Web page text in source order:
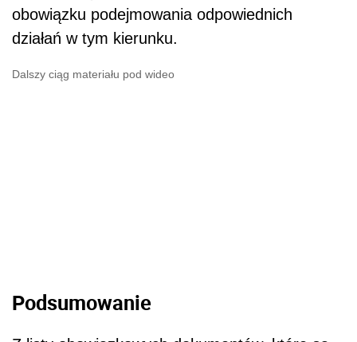
obowiązku podejmowania odpowiednich
działań w tym kierunku.
Dalszy ciąg materiału pod wideo
Podsumowanie